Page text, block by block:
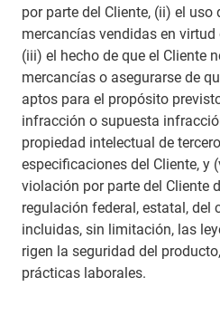
por parte del Cliente, (ii) el uso
mercancías vendidas en
(iii) el hecho de que el Cliente
mercancías o asegurarse de
aptos para el propósito
infracción o supuesta
propiedad intelectual de
especificaciones del Cliente, y
violación por parte del Cliente
regulación federal, estatal, del
incluidas, sin limitación, las
rigen la seguridad del
prácticas laborales.